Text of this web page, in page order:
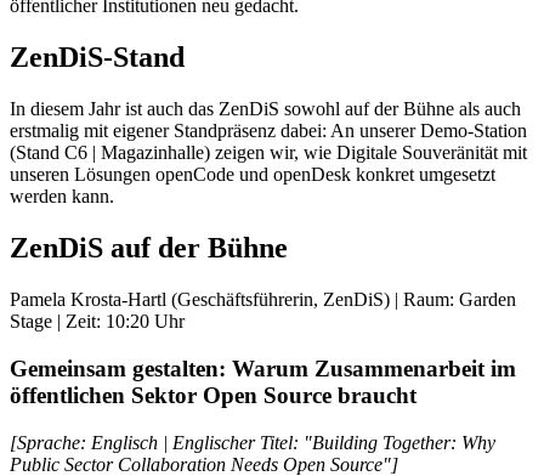
öffentlicher Institutionen neu gedacht.
ZenDiS-Stand
In diesem Jahr ist auch das ZenDiS sowohl auf der Bühne als auch
erstmalig mit eigener Standpräsenz dabei: An unserer Demo-Station
(Stand C6 | Magazinhalle) zeigen wir, wie Digitale Souveränität mit
unseren Lösungen openCode und openDesk konkret umgesetzt
werden kann.
ZenDiS auf der Bühne
Pamela Krosta-Hartl (Geschäftsführerin, ZenDiS) | Raum: Garden
Stage | Zeit: 10:20 Uhr
Gemeinsam gestalten: Warum Zusammenarbeit im
öffentlichen Sektor Open Source braucht
[Sprache: Englisch | Englischer Titel: "Building Together: Why
Public Sector Collaboration Needs Open Source"]